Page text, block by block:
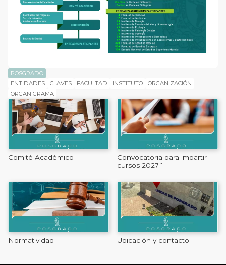
POSGRADO
ENTIDADES
CLAVES FACULTAD INSTITUTO
ORGANIZACIÓN
ORGANIGRAMA
Comité Académico
Convocatoria para impartir
cursos 2027-1
Normatividad Ubicación y contacto